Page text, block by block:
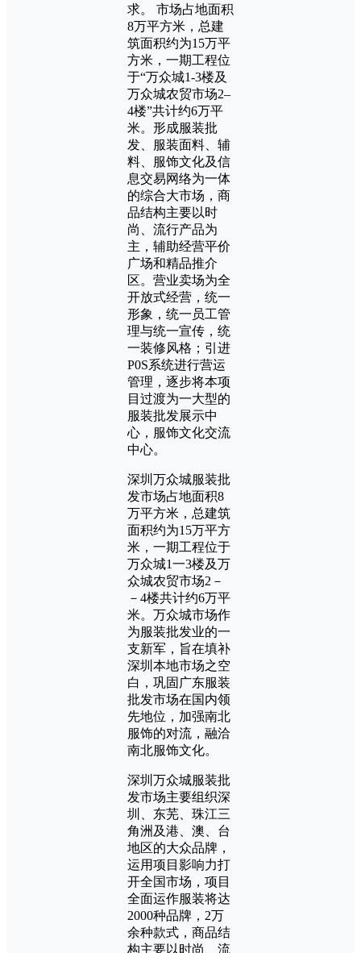
求。 市场占地面积
8万平方米，总建
筑面积约为15万平
方米，一期工程位
于“万众城1-3楼及
万众城农贸市场2–
4楼”共计约6万平
米。形成服装批
发、服装面料、辅
料、服饰文化及信
息交易网络为一体
的综合大市场，商
品结构主要以时
尚、流行产品为
主，辅助经营平价
广场和精品推介
区。营业卖场为全
开放式经营，统一
形象，统一员工管
理与统一宣传，统
一装修风格；引进
P0S系统进行营运
管理，逐步将本项
目过渡为一大型的
服装批发展示中
心，服饰文化交流
中心。
深圳万众城服装批
发市场占地面积8
万平方米，总建筑
面积约为15万平方
米，一期工程位于
万众城1一3楼及万
众城农贸市场2－
－4楼共计约6万平
米。万众城市场作
为服装批发业的一
支新军，旨在填补
深圳本地市场之空
白，巩固广东服装
批发市场在国内领
先地位，加强南北
服饰的对流，融洽
南北服饰文化。
深圳万众城服装批
发市场主要组织深
圳、东芜、珠江三
角洲及港、澳、台
地区的大众品牌，
运用项目影响力打
开全国市场，项目
全面运作服装将达
2000种品牌，2万
余种款式，商品结
构主要以时尚、流